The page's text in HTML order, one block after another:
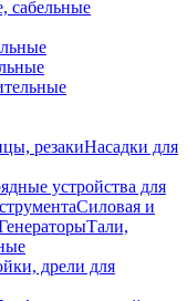
сабельные
резакиНасадки для
устройства для
Силовая и
Тали,
дрели для